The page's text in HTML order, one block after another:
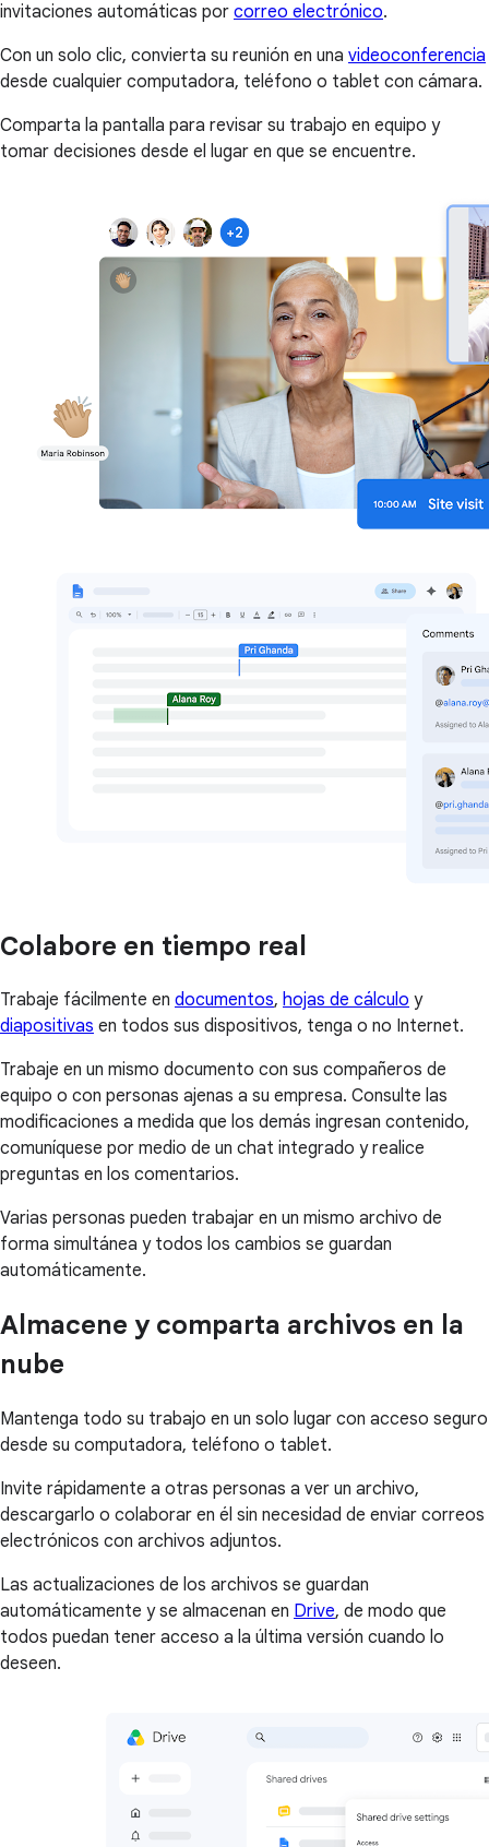
invitaciones automáticas por correo electrónico.
Con un solo clic, convierta su reunión en una videoconferencia
desde cualquier computadora, teléfono o tablet con cámara.
Comparta la pantalla para revisar su trabajo en equipo y
tomar decisiones desde el lugar en que se encuentre.
Colabore en tiempo real
Trabaje fácilmente en documentos, hojas de cálculo y
diapositivas en todos sus dispositivos, tenga o no Internet.
Trabaje en un mismo documento con sus compañeros de
equipo o con personas ajenas a su empresa. Consulte las
modificaciones a medida que los demás ingresan contenido,
comuníquese por medio de un chat integrado y realice
preguntas en los comentarios.
Varias personas pueden trabajar en un mismo archivo de
forma simultánea y todos los cambios se guardan
automáticamente.
Almacene y comparta archivos en la
nube
Mantenga todo su trabajo en un solo lugar con acceso seguro
desde su computadora, teléfono o tablet.
Invite rápidamente a otras personas a ver un archivo,
descargarlo o colaborar en él sin necesidad de enviar correos
electrónicos con archivos adjuntos.
Las actualizaciones de los archivos se guardan
automáticamente y se almacenan en Drive, de modo que
todos puedan tener acceso a la última versión cuando lo
deseen.